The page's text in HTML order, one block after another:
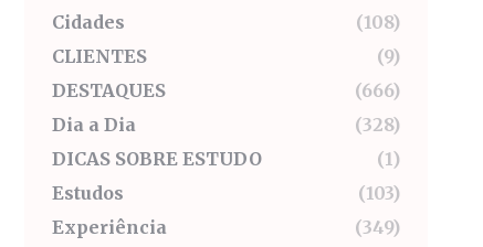
Cidades
(108)
CLIENTES
(9)
DESTAQUES
(666)
Dia a Dia
(328)
DICAS SOBRE ESTUDO
(1)
Estudos
(103)
Experiência
(349)